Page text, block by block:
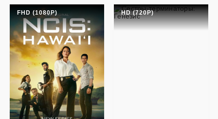
FHD (1080P)
фильм
FHD (1080P) HD (720P)